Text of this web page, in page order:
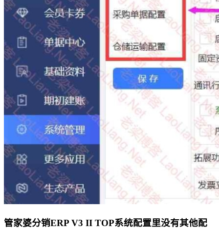
管家婆分销ERP V3 II TOP系统配置里没有其他配